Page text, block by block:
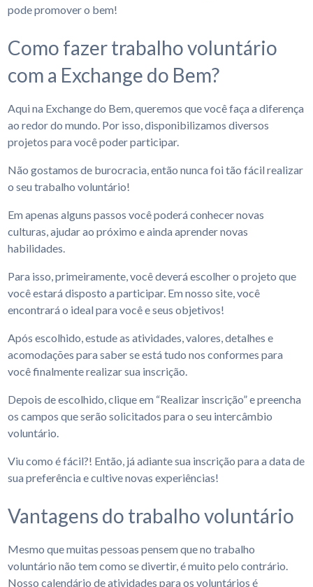
pode promover o bem!
Como fazer trabalho voluntário
com a Exchange do Bem?
Aqui na Exchange do Bem, queremos que você faça a diferença
ao redor do mundo. Por isso, disponibilizamos diversos
projetos para você poder participar.
Não gostamos de burocracia, então nunca foi tão fácil realizar
o seu trabalho voluntário!
Em apenas alguns passos você poderá conhecer novas
culturas, ajudar ao próximo e ainda aprender novas
habilidades.
Para isso, primeiramente, você deverá escolher o projeto que
você estará disposto a participar. Em nosso site, você
encontrará o ideal para você e seus objetivos!
Após escolhido, estude as atividades, valores, detalhes e
acomodações para saber se está tudo nos conformes para
você finalmente realizar sua inscrição.
Depois de escolhido, clique em “Realizar inscrição” e preencha
os campos que serão solicitados para o seu intercâmbio
voluntário.
Viu como é fácil?! Então, já adiante sua inscrição para a data de
sua preferência e cultive novas experiências!
Vantagens do trabalho voluntário
Mesmo que muitas pessoas pensem que no trabalho
voluntário não tem como se divertir, é muito pelo contrário.
Nosso calendário de atividades para os voluntários é